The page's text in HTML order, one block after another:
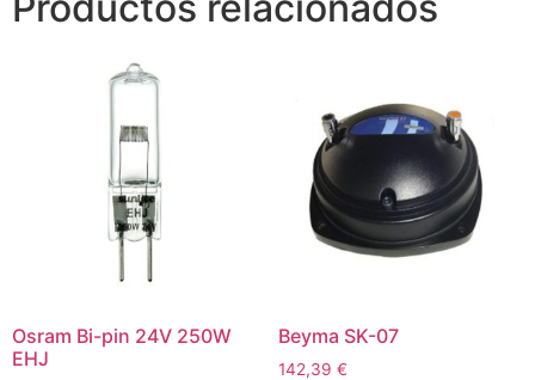
Osram Bi-pin 24V 250W
EHJ
Beyma SK-07
142,39 €